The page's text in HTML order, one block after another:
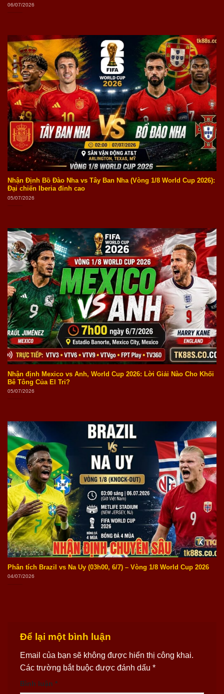
06/07/2026
Nhận Định Bồ Đào Nha vs Tây Ban Nha (Vòng 1/8 World Cup 2026):
Đại chiến Iberia đỉnh cao
05/07/2026
Nhận định Mexico vs Anh, World Cup 2026: Lời Giải Nào Cho Khối
Bê Tông Của El Tri?
05/07/2026
Phân tích Brazil vs Na Uy (03h00, 6/7) – Vòng 1/8 World Cup 2026
04/07/2026
Để lại một bình luận
Email của bạn sẽ không được hiển thị công khai.
Các trường bắt buộc được đánh dấu *
Bình luận *